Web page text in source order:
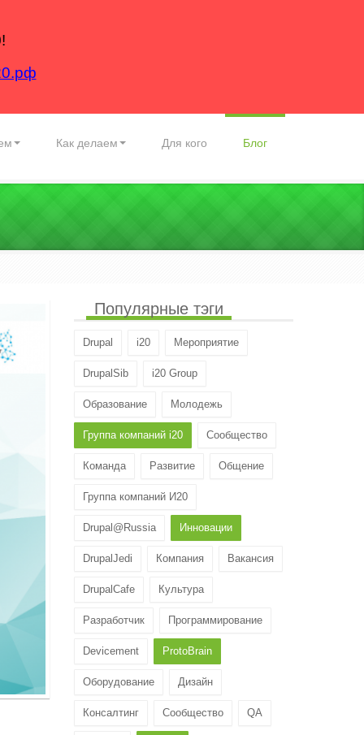
Как делаем Для кого Блог
Популярные тэги
Drupal i20 Мероприятие
DrupalSib i20 Group
Образование Молодежь
Группа компаний i20 Сообщество
Команда Развитие Общение
Группа компаний И20
Drupal@Russia Инновации
DrupalJedi Компания Вакансия
DrupalCafe Культура
Разработчик Программирование
Devicement ProtoBrain
Оборудование Дизайн
Консалтинг Сообщество QA